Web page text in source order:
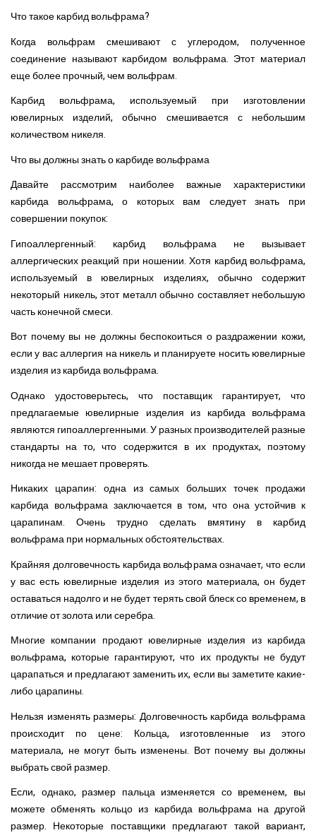
Что такое карбид вольфрама?
Когда вольфрам смешивают с углеродом, полученное
соединение называют карбидом вольфрама. Этот материал
еще более прочный, чем вольфрам.
Карбид вольфрама, используемый при изготовлении
ювелирных изделий, обычно смешивается с небольшим
количеством никеля.
Что вы должны знать о карбиде вольфрама
Давайте рассмотрим наиболее важные характеристики
карбида вольфрама, о которых вам следует знать при
совершении покупок:
Гипоаллергенный: карбид вольфрама не вызывает
аллергических реакций при ношении. Хотя карбид вольфрама,
используемый в ювелирных изделиях, обычно содержит
некоторый никель, этот металл обычно составляет небольшую
часть конечной смеси.
Вот почему вы не должны беспокоиться о раздражении кожи,
если у вас аллергия на никель и планируете носить ювелирные
изделия из карбида вольфрама.
Однако удостоверьтесь, что поставщик гарантирует, что
предлагаемые ювелирные изделия из карбида вольфрама
являются гипоаллергенными. У разных производителей разные
стандарты на то, что содержится в их продуктах, поэтому
никогда не мешает проверять.
Никаких царапин: одна из самых больших точек продажи
карбида вольфрама заключается в том, что она устойчив к
царапинам. Очень трудно сделать вмятину в карбид
вольфрама при нормальных обстоятельствах.
Крайняя долговечность карбида вольфрама означает, что если
у вас есть ювелирные изделия из этого материала, он будет
оставаться надолго и не будет терять свой блеск со временем, в
отличие от золота или серебра.
Многие компании продают ювелирные изделия из карбида
вольфрама, которые гарантируют, что их продукты не будут
царапаться и предлагают заменить их, если вы заметите какие-
либо царапины.
Нельзя изменять размеры: Долговечность карбида вольфрама
происходит по цене: Кольца, изготовленные из этого
материала, не могут быть изменены. Вот почему вы должны
выбрать свой размер.
Если, однако, размер пальца изменяется со временем, вы
можете обменять кольцо из карбида вольфрама на другой
размер. Некоторые поставщики предлагают такой вариант,